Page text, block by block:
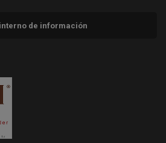
de información